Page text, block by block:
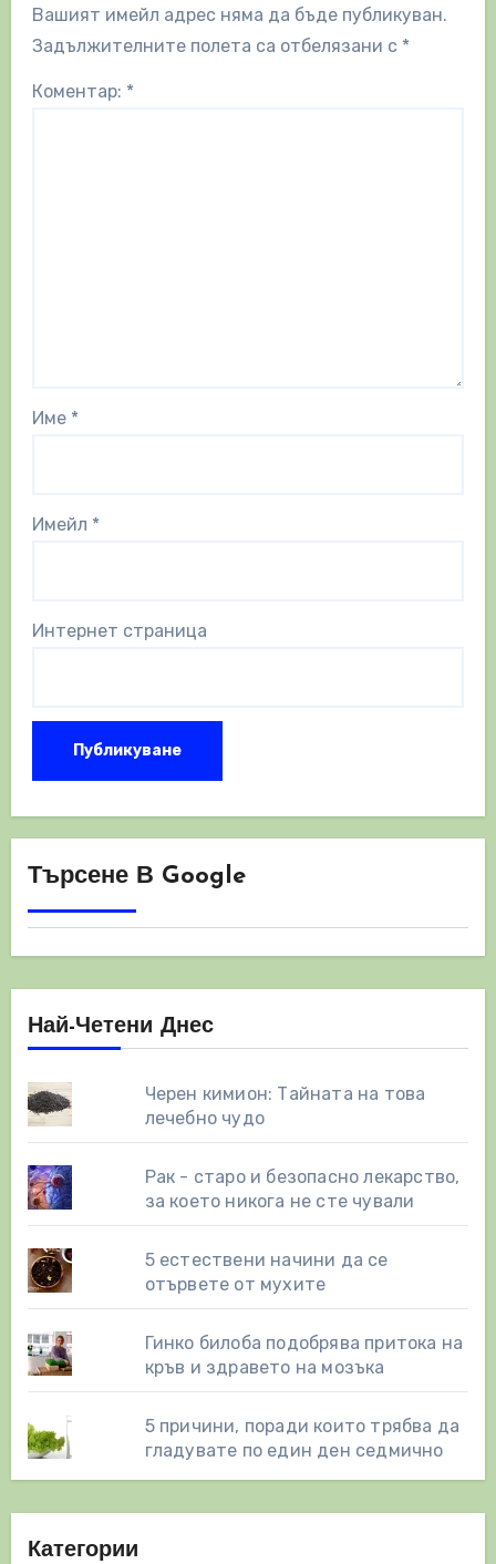
Вашият имейл адрес няма да бъде публикуван.
Задължителните полета са отбелязани с *
Коментар: *
Име *
Имейл *
Интернет страница
Търсене В Google
Най-Четени Днес
Черен кимион: Тайната на това
лечебно чудо
Рак - старо и безопасно лекарство,
за което никога не сте чували
5 естествени начини да се
отървете от мухите
Гинко билоба подобрява притока на
кръв и здравето на мозъка
5 причини, поради които трябва да
гладувате по един ден седмично
Категории